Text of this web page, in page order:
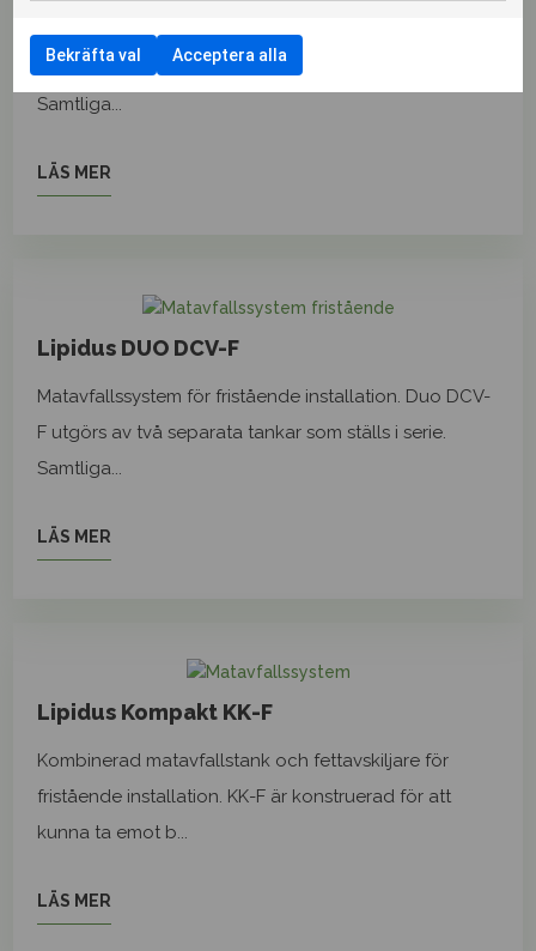
Matavfallssystem för fristående installation. Duo DCO-
F utgörs av två separata tankar som ställs i serie.
Samtliga...
LÄS MER
Lipidus DUO DCV-F
Matavfallssystem för fristående installation. Duo DCV-
F utgörs av två separata tankar som ställs i serie.
Samtliga...
LÄS MER
Lipidus Kompakt KK-F
Kombinerad matavfallstank och fettavskiljare för
fristående installation. KK-F är konstruerad för att
kunna ta emot b...
LÄS MER
Bekräfta val Acceptera alla